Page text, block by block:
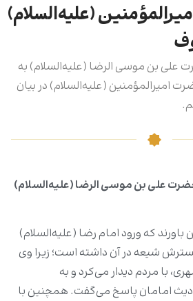
(علیه‌السلام)
بن موسی الرضا (علیه‌السلام) به
امیرالمؤمنین (علیه‌السلام) در بیان
علی بن موسی الرضا (علیه‌السلام)
باورند که ورود امام رضا (علیه‌السلام)
شیعه در آن داشته است؛ زیرا وی
با مردم دیدار می‌کرد و به
امامان پاسخ می‌گفت. همچنین با